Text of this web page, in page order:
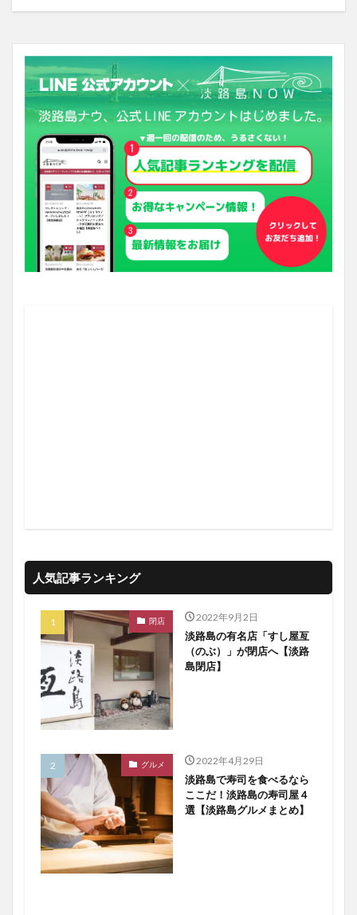
人気記事ランキング
閉店 2022年9月2日
淡路島の有名店「すし屋亙
（のぶ）」が閉店へ【淡路
島閉店】
グルメ 2022年4月29日
淡路島で寿司を食べるなら
ここだ！淡路島の寿司屋４
選【淡路島グルメまとめ】